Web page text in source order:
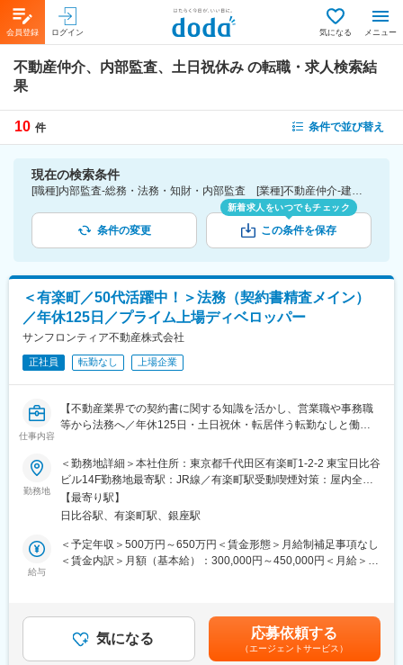
会員登録 ログイン 気になる メニュー
不動産仲介、内部監査、土日祝休み の転職・求人検索結
果
10 件 条件で並び替え
現在の検索条件
[職種]内部監査-総務・法務・知財・内部監査 [業種]不動産仲介-建設・プラント・不動産業界 [詳細条件](休日・働き方)土日祝休み
条件の変更
新着求人をいつでもチェック
この条件を保存
＜有楽町／50代活躍中！＞法務（契約書精査メイン）
／年休125日／プライム上場ディベロッパー
サンフロンティア不動産株式会社
正社員 転勤なし 上場企業
仕事内容
【不動産業界での契約書に関する知識を活かし、営業職や事務職
等から法務へ／年休125日・土日祝休・転居伴う転勤なしと働き
員の平均年収は745万円（2025年3月有価証券報告書より）／福利
厚生充実／幅広いキャリアパスあり／東証プライム上場の総合デ
ィベロッパー】
■業務内容：
サンフロンティア不動産法務部では、本体企業法務及び、社内規
定、契約書の精査、グループ全体の関連法規等、法務に関する幅
します。現任の嘱託社員からの内政化を目的として正社員とし
て、ご経験や意欲に応じて中長期での法務担当としてご活躍頂け
勤務地
＜勤務地詳細＞本社住所：東京都千代田区有楽町1-2-2 東宝日比谷
ビル14F勤務地最寄駅：JR線／有楽町駅受動喫煙対策：屋内全面
禁煙変更の範囲：会社の定める事業所
【最寄り駅】
日比谷駅、有楽町駅、銀座駅
給与
＜予定年収＞500万円～650万円＜賃金形態＞月給制補足事項なし
＜賃金内訳＞月額（基本給）：300,000円～450,000円＜月給＞
（単身者は月1万円、扶養者は月2万円）■家族手当■資格手当（宅
健所有者は月1万円他同社規定により支給）■役職手当■育児手当■
退職金制度賃金はあくまでも目安の金額であり、選考を通じて上
気になる 応募依頼する
（エージェントサービス）